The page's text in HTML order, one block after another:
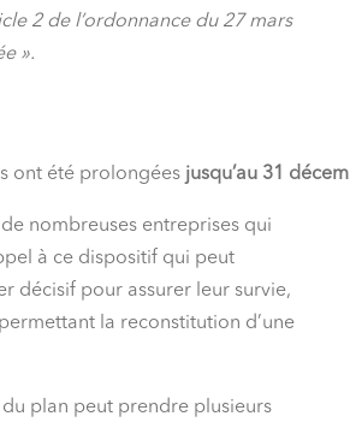
2 de l’ordonnance du 27 mars
».
ont été prolongées jusqu’au 31
de nombreuses entreprises qui
à ce dispositif qui peut
décisif pour assurer leur survie,
la reconstitution d’une
plan peut prendre plusieurs